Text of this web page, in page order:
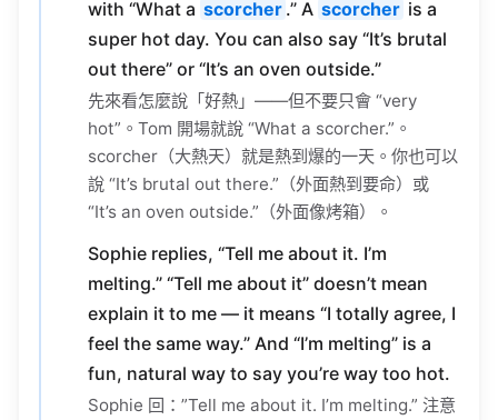
with “What a scorcher .” A scorcher is a
super hot day. You can also say “It’s brutal
out there” or “It’s an oven outside.”
先來看怎麼說「好熱」——但不要只會 “very
hot”。Tom 開場就說 “What a scorcher.”。
scorcher（大熱天）就是熱到爆的一天。你也可以
說 “It’s brutal out there.”（外面熱到要命）或
“It’s an oven outside.”（外面像烤箱）。
Sophie replies, “Tell me about it. I’m
melting.” “Tell me about it” doesn’t mean
explain it to me — it means “I totally agree, I
feel the same way.” And “I’m melting” is a
fun, natural way to say you’re way too hot.
Sophie 回：”Tell me about it. I’m melting.” 注意